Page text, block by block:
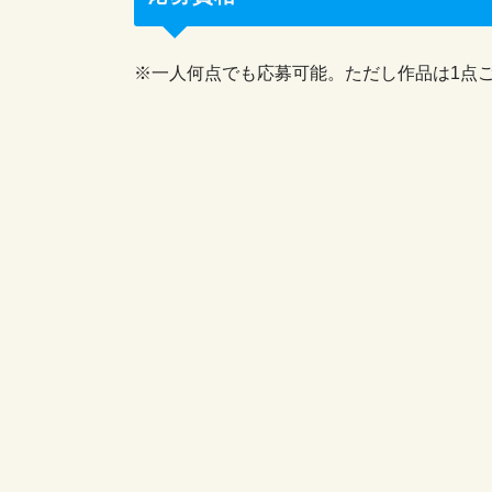
※一人何点でも応募可能。ただし作品は1点